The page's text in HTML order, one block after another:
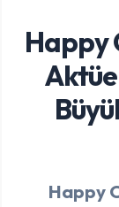
Happy
Happy